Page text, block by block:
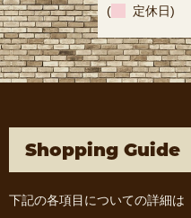
( 定休日)
Shopping Guide
下記の各項目についての詳細は